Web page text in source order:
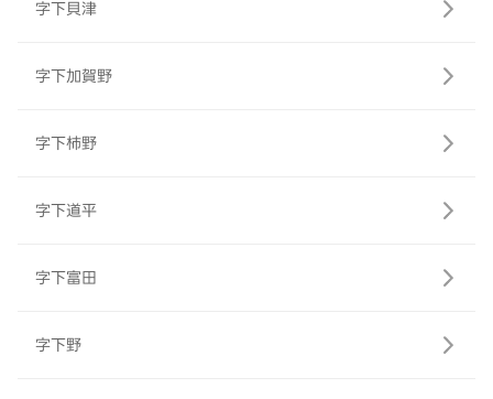
字下貝津
字下加賀野
字下柿野
字下道平
字下富田
字下野